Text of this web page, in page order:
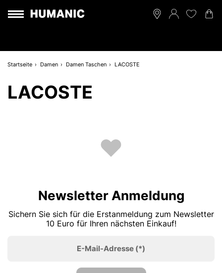
Startseite Damen Damen Taschen LACOSTE
LACOSTE
Newsletter Anmeldung
Sichern Sie sich für die Erstanmeldung zum Newsletter
10 Euro für Ihren nächsten Einkauf!
E-Mail-Adresse (*)